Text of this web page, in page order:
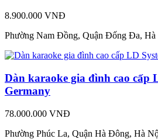
8.900.000 VNĐ
Phường Nam Đồng, Quận Đống Đa, Hà
Dàn karaoke gia đình cao cấp
Germany
78.000.000 VNĐ
Phường Phúc La, Quận Hà Đông, Hà